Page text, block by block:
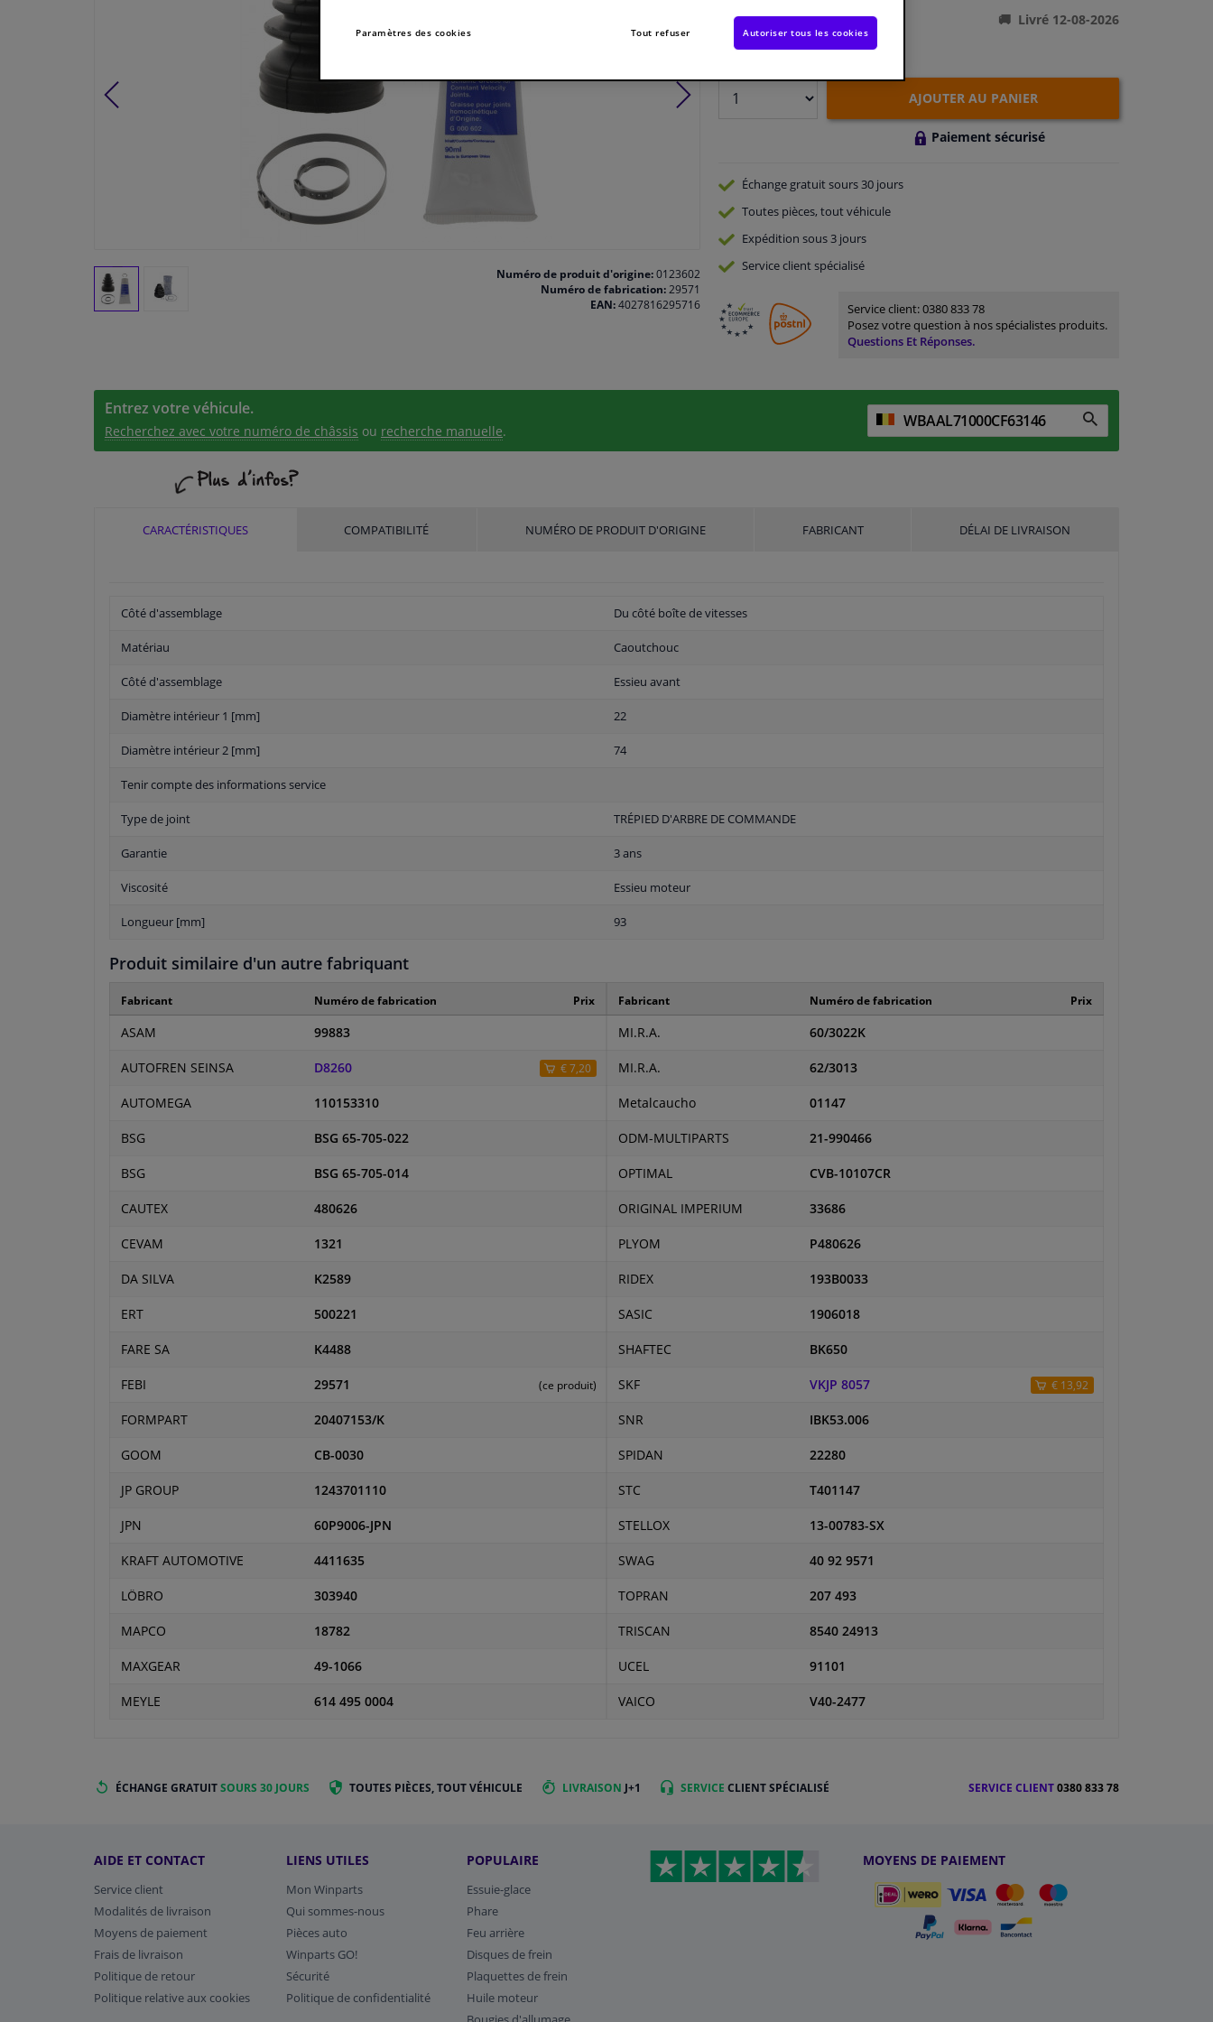
Numéro de produit d'origine:0123602
Numéro de fabrication:29571
EAN:4027816295716
En stock
Livré 12-08-2026
AJOUTER AU PANIER
Paiement sécurisé
Échange gratuitsours 30 jours
Toutes pièces, tout véhicule
Expédition sous 3 jours
Serviceclient spécialisé
Service client:0380 833 78
Posez votre question à nos spécialistes produits.
Questions Et Réponses.
Entrez votre véhicule.
Recherchez avec votre numéro de châssis ou recherche manuelle.
CARACTÉRISTIQUES COMPATIBILITÉ NUMÉRO DE PRODUIT D'ORIGINE FABRICANT DÉLAI DE LIVRAISON
Côté d'assemblage Du côté boîte de vitesses
Matériau Caoutchouc
Côté d'assemblage Essieu avant
Diamètre intérieur 1 [mm] 22
Diamètre intérieur 2 [mm] 74
Tenir compte des informations service
Type de joint TRÉPIED D'ARBRE DE COMMANDE
Garantie 3 ans
Viscosité Essieu moteur
Longueur [mm] 93
Produit similaire d'un autre fabriquant
Fabricant Numéro de fabrication Prix
ASAM 99883
AUTOFREN SEINSA D8260 € 7,20
AUTOMEGA 110153310
BSG BSG 65-705-022
BSG BSG 65-705-014
CAUTEX 480626
CEVAM 1321
DA SILVA K2589
ERT 500221
FARE SA K4488
FEBI 29571 (ce produit)
FORMPART 20407153/K
GOOM CB-0030
JP GROUP 1243701110
JPN 60P9006-JPN
KRAFT AUTOMOTIVE 4411635
LÖBRO 303940
MAPCO 18782
MAXGEAR 49-1066
MEYLE 614 495 0004
Fabricant Numéro de fabrication Prix
MI.R.A. 60/3022K
MI.R.A. 62/3013
Metalcaucho 01147
ODM-MULTIPARTS 21-990466
OPTIMAL CVB-10107CR
ORIGINAL IMPERIUM 33686
PLYOM P480626
RIDEX 193B0033
SASIC 1906018
SHAFTEC BK650
SKF VKJP 8057 € 13,92
SNR IBK53.006
SPIDAN 22280
STC T401147
STELLOX 13-00783-SX
SWAG 40 92 9571
TOPRAN 207 493
TRISCAN 8540 24913
UCEL 91101
VAICO V40-2477
ÉCHANGE GRATUITSOURS 30 JOURS TOUTES PIÈCES, TOUT VÉHICULE LIVRAISON J+1 SERVICE CLIENT SPÉCIALISÉ SERVICE CLIENT0380 833 78
AIDE ET CONTACT
Service client
Modalités de livraison
Moyens de paiement
Frais de livraison
Politique de retour
Politique relative aux cookies
LIENS UTILES
Mon Winparts
Qui sommes-nous
Pièces auto
Winparts GO!
Sécurité
Politique de confidentialité
POPULAIRE
Essuie-glace
Phare
Feu arrière
Disques de frein
Plaquettes de frein
Huile moteur
MOYENS DE PAIEMENT
Paramètres des cookies Tout refuser Autoriser tous les cookies